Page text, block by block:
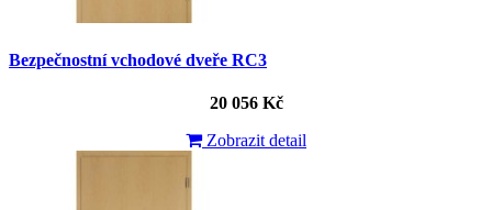
Bezpečnostní vchodové dveře RC3
20 056 Kč
Zobrazit detail